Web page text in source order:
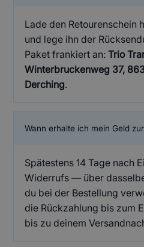
Lade den Retourenschein
und lege ihn der
Paket frankiert an: Trio
Winterbruckenweg 37,
Derching.
Wann erhalte ich mein Geld
Spätestens 14 Tage nach
Widerrufs — über
du bei der Bestellung
die Rückzahlung bis zum
bis zu deinem